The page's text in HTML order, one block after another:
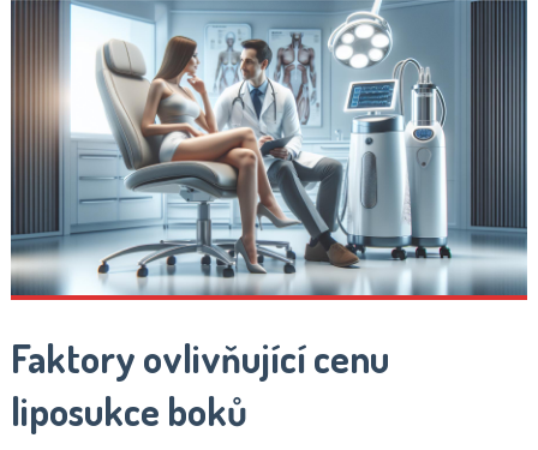
Faktory ovlivňující cenu
liposukce boků